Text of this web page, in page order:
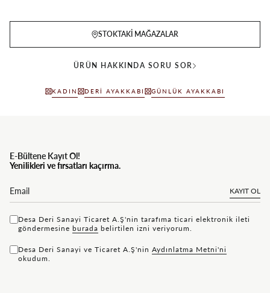
STOKTAKI MAĞAZALAR
ÜRÜN HAKKINDA SORU SOR
KADIN DERI AYAKKABI GÜNLÜK AYAKKABI
E-Bültene Kayıt Ol!
Yenilikleri ve fırsatları kaçırma.
KAYIT OL
Desa Deri Sanayi Ticaret A.Ş'nin tarafıma ticari elektronik ileti
göndermesine bu rada belirtilen izni veriyorum.
Desa Deri Sanayi ve Ticaret A.Ş'nin Aydınlatma Metni'ni
okudum.